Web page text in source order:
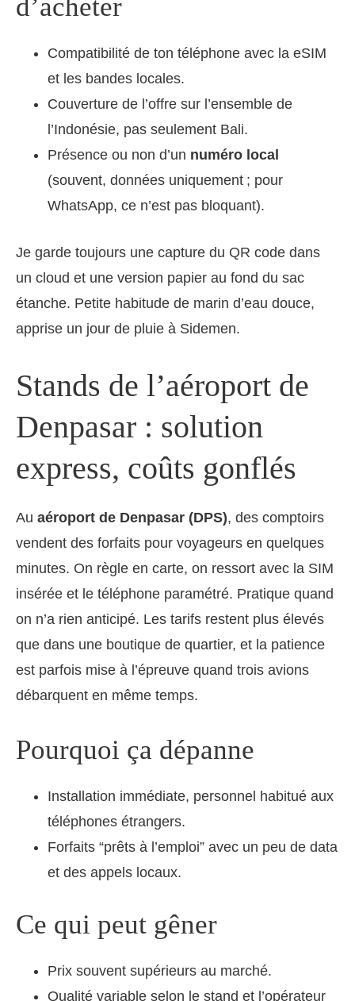
d’acheter
Compatibilité de ton téléphone avec la eSIM
et les bandes locales.
Couverture de l’offre sur l’ensemble de
l’Indonésie, pas seulement Bali.
Présence ou non d’un numéro local
(souvent, données uniquement ; pour
WhatsApp, ce n’est pas bloquant).
Je garde toujours une capture du QR code dans
un cloud et une version papier au fond du sac
étanche. Petite habitude de marin d’eau douce,
apprise un jour de pluie à Sidemen.
Stands de l’aéroport de
Denpasar : solution
express, coûts gonflés
Au aéroport de Denpasar (DPS), des comptoirs
vendent des forfaits pour voyageurs en quelques
minutes. On règle en carte, on ressort avec la SIM
insérée et le téléphone paramétré. Pratique quand
on n’a rien anticipé. Les tarifs restent plus élevés
que dans une boutique de quartier, et la patience
est parfois mise à l’épreuve quand trois avions
débarquent en même temps.
Pourquoi ça dépanne
Installation immédiate, personnel habitué aux
téléphones étrangers.
Forfaits “prêts à l’emploi” avec un peu de data
et des appels locaux.
Ce qui peut gêner
Prix souvent supérieurs au marché.
Qualité variable selon le stand et l’opérateur